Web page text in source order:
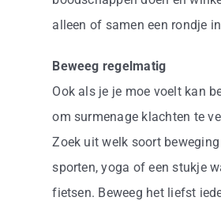
alleen of samen een rondje
Beweeg regelmatig
Ook als je je moe voelt kan
om surmenage klachten te
Zoek uit welk soort
sporten, yoga of een stukje
fietsen. Beweeg het liefst